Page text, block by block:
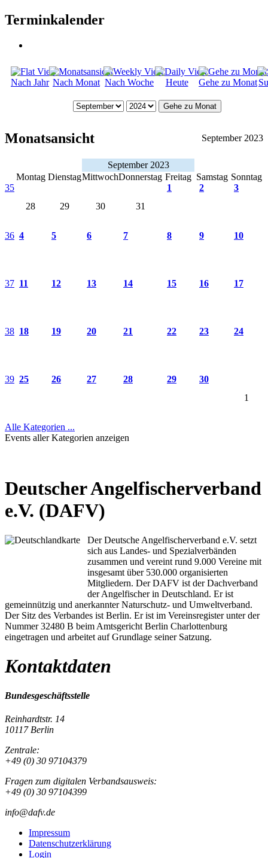
Terminkalender
Nach Jahr Nach Monat Nach Woche Heute Gehe zu Monat
Gehe zu Monat
Monatsansicht September 2023
September 2023
Montag DienstagMittwochDonnerstag Freitag Samstag Sonntag
35
28
29 30 31
1 2 3
36 4 5 6 7 8 9 10
37 11 12 13 14 15 16 17
38 18 19 20 21 22 23 24
39 25 26 27 28 29
30
1
Alle Kategorien ...
Events aller Kategorien anzeigen
Deutscher Angelfischerverband
e.V. (DAFV)
Der Deutsche Angelfischerverband e.V. setzt
sich aus Landes- und Spezialverbänden
zusammen und vereint rund 9.000 Vereine mit
insgesamt über 530.000 organisierten
Mitgliedern. Der DAFV ist der Dachverband
der Angelfischer in Deutschland. Er ist
gemeinnützig und anerkannter Naturschutz- und Umweltverband.
Der Sitz des Verbandes ist Berlin. Er ist im Vereinsregister unter der
Nummer 32480 B beim Amtsgericht Berlin Charlottenburg
eingetragen und arbeitet auf Grundlage seiner Satzung.
Kontaktdaten
Bundesgeschäftsstelle
Reinhardtstr. 14
10117 Berlin
Zentrale:
+49 (0) 30 97104379
Fragen zum digitalen Verbandsausweis:
+49 (0) 30 97104399
info@dafv.de
Impressum
Datenschutzerklärung
Login